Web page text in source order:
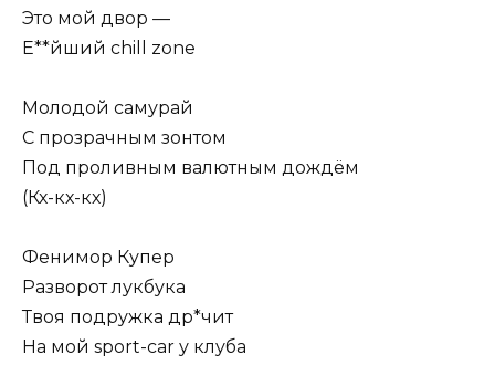
Это мой двор —
Е**йший chill zone
Молодой самурай
С прозрачным зонтом
Под проливным валютным дождём
(Кх-кх-кх)
Фенимор Купер
Разворот лукбука
Твоя подружка др*чит
На мой sport-car у клуба